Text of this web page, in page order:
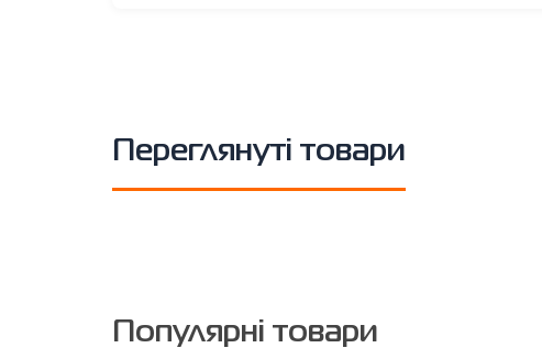
Переглянуті товари
Популярні товари